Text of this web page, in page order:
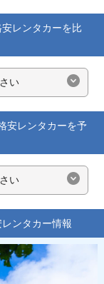
レンタカーを比
い
安レンタカーを予
い
ンタカー情報